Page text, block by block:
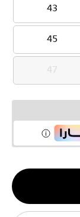
43
43
45
45
47
47